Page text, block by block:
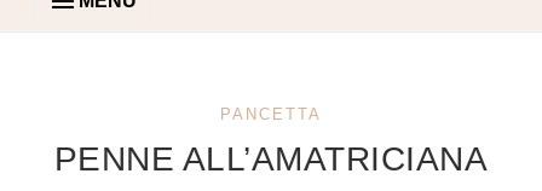
PANCETTA
PENNE ALL’AMATRICIANA